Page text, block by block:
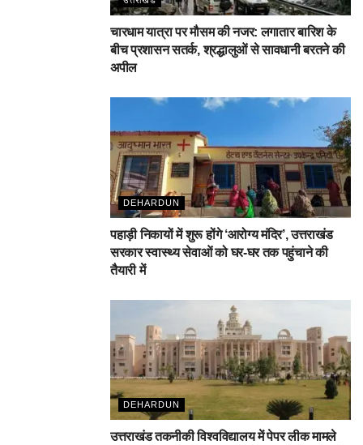
चारधाम यात्रा पर मौसम की नजर: लगातार बारिश के
बीच प्रशासन सतर्क, श्रद्धालुओं से सावधानी बरतने की
अपील
DEHARDUN
पहाड़ी निकायों में शुरू होंगे ‘आरोग्य मंदिर’, उत्तराखंड
सरकार स्वास्थ्य सेवाओं को घर-घर तक पहुंचाने की
तैयारी में
DEHARDUN
उत्तराखंड तकनीकी विश्वविद्यालय में पेपर लीक मामले